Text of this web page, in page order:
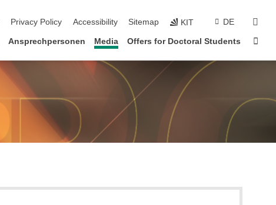
Privacy Policy Accessibility Sitemap KIT DE
Ansprechpersonen Media Offers for Doctoral Students